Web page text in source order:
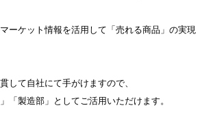
ーケット情報を活用して「売れる商品」の実現
して自社にて手がけますので、
「製造部」としてご活用いただけます。